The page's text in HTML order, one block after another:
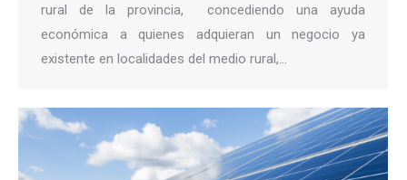
rural de la provincia, concediendo una ayuda
económica a quienes adquieran un negocio ya
existente en localidades del medio rural,…